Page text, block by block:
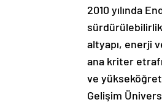
2010 yılında
altyapı, enerji
ana kriter
ve
Gelişim